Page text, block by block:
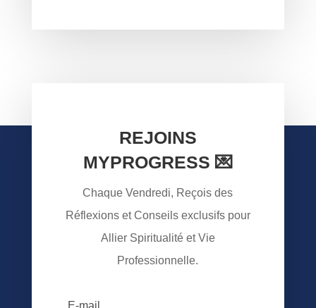
REJOINS
MYPROGRESS 💌
Chaque Vendredi, Reçois des
Réflexions et Conseils exclusifs pour
Allier Spiritualité et Vie
Professionnelle.